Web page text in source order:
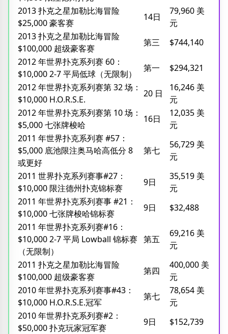
2013 扑克之星加勒比海冒险
$25,000 豪客赛
14日
79,960 美
元
2013 扑克之星加勒比海冒险
$100,000 超级豪客赛
第三
$744,140
2012 年世界扑克系列赛 60：
$10,000 2-7 平局低球（无限制）
第一
$294,321
2012 年世界扑克系列赛第 32 场：
$10,000 H.O.R.S.E.
20 日
16,246 美
元
2012 年世界扑克系列赛第 10 场：
$5,000 七张牌梭哈
16日
12,035 美
元
2011 年世界扑克系列赛 #57：
$5,000 底池限注奥马哈高低分 8
或更好
第七
56,729 美
元
2011 世界扑克系列赛事#27：
$10,000 限注德州扑克锦标赛
9日
35,519 美
元
2011 年世界扑克系列赛事 #21：
$10,000 七张牌梭哈锦标赛
9日
$32,488
2011 年世界扑克系列赛#16：
$10,000 2-7 平局 Lowball 锦标赛
（无限制）
第五
69,216 美
元
2011 扑克之星加勒比海冒险
$100,000 超级豪客赛
第四
400,000 美
元
2010 年世界扑克系列赛事#43：
$10,000 H.O.R.S.E.冠军
第七
78,654 美
元
2010 年世界扑克系列赛#2：
$50,000 扑克玩家冠军赛
9日
$152,739